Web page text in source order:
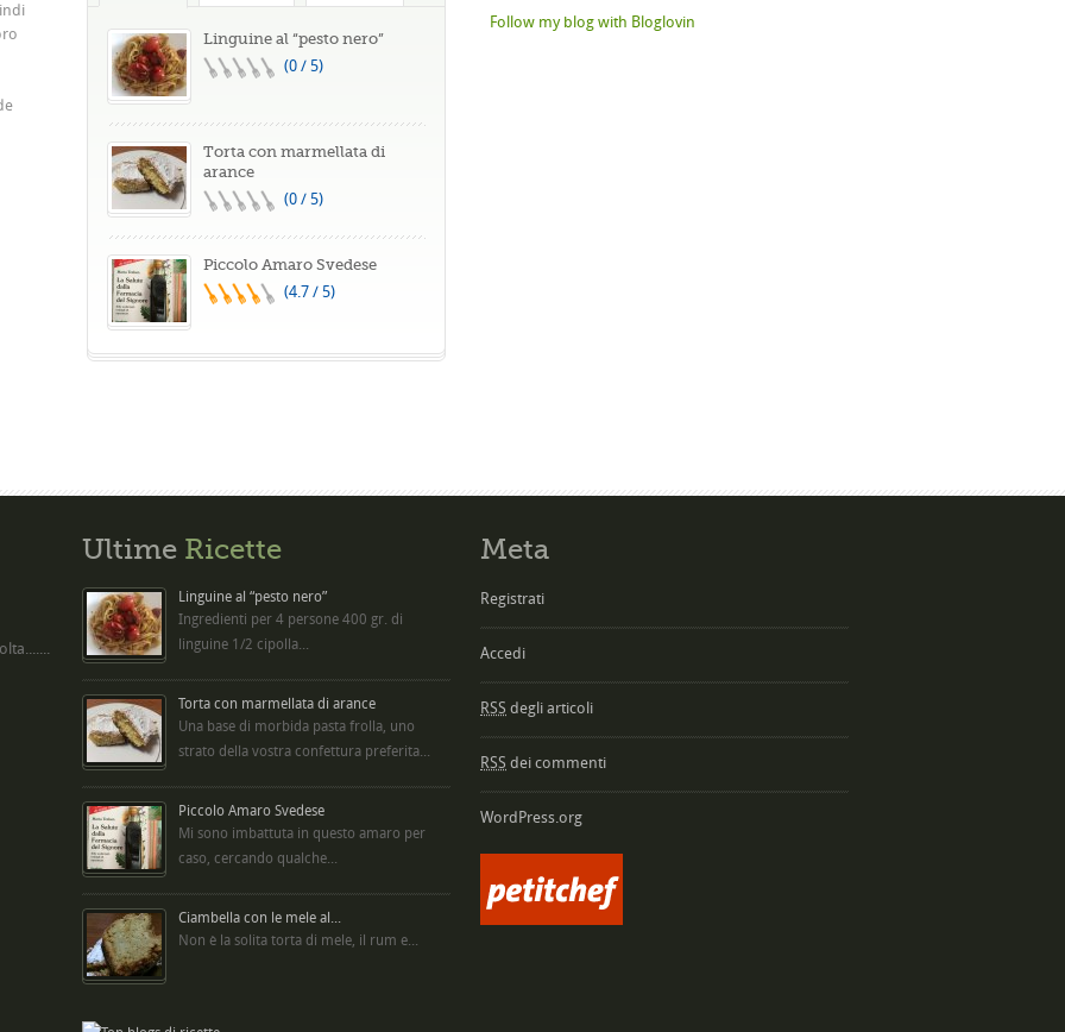
Linguine al “pesto nero”
(0 / 5)
Torta con marmellata di
arance
(0 / 5)
Piccolo Amaro Svedese
(4.7 / 5)
Follow my blog with Bloglovin
Ultime Ricette
Linguine al “pesto nero”
Ingredienti per 4 persone 400 gr. di
linguine 1/2 cipolla...
Torta con marmellata di arance
Una base di morbida pasta frolla, uno
strato della vostra confettura preferita...
Piccolo Amaro Svedese
Mi sono imbattuta in questo amaro per
caso, cercando qualche...
Ciambella con le mele al...
Non è la solita torta di mele, il rum e...
Meta
Registrati
Accedi
RSS degli articoli
RSS dei commenti
WordPress.org